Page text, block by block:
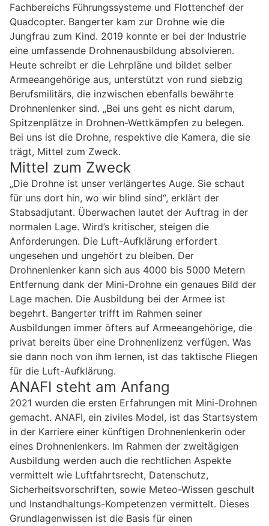
Fachbereichs Führungssysteme und Flottenchef der
Quadcopter. Bangerter kam zur Drohne wie die
Jungfrau zum Kind. 2019 konnte er bei der Industrie
eine umfassende Drohnenausbildung absolvieren.
Heute schreibt er die Lehrpläne und bildet selber
Armeeangehörige aus, unterstützt von rund siebzig
Berufsmilitärs, die inzwischen ebenfalls bewährte
Drohnenlenker sind. „Bei uns geht es nicht darum,
Spitzenplätze in Drohnen-Wettkämpfen zu belegen.
Bei uns ist die Drohne, respektive die Kamera, die sie
trägt, Mittel zum Zweck.
Mittel zum Zweck
„Die Drohne ist unser verlängertes Auge. Sie schaut
für uns dort hin, wo wir blind sind“, erklärt der
Stabsadjutant. Überwachen lautet der Auftrag in der
normalen Lage. Wird’s kritischer, steigen die
Anforderungen. Die Luft-Aufklärung erfordert
ungesehen und ungehört zu bleiben. Der
Drohnenlenker kann sich aus 4000 bis 5000 Metern
Entfernung dank der Mini-Drohne ein genaues Bild der
Lage machen. Die Ausbildung bei der Armee ist
begehrt. Bangerter trifft im Rahmen seiner
Ausbildungen immer öfters auf Armeeangehörige, die
privat bereits über eine Drohnenlizenz verfügen. Was
sie dann noch von ihm lernen, ist das taktische Fliegen
für die Luft-Aufklärung.
ANAFI steht am Anfang
2021 wurden die ersten Erfahrungen mit Mini-Drohnen
gemacht. ANAFI, ein ziviles Model, ist das Startsystem
in der Karriere einer künftigen Drohnenlenkerin oder
eines Drohnenlenkers. Im Rahmen der zweitägigen
Ausbildung werden auch die rechtlichen Aspekte
vermittelt wie Luftfahrtsrecht, Datenschutz,
Sicherheitsvorschriften, sowie Meteo-Wissen geschult
und Instandhaltungs-Kompetenzen vermittelt. Dieses
Grundlagenwissen ist die Basis für einen